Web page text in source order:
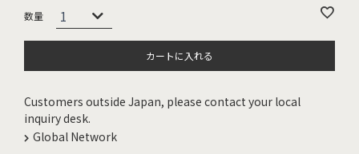
カートに入れる
Customers outside Japan, please contact your local
inquiry desk.
Global Network